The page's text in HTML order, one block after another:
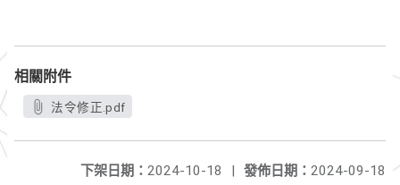
相關附件
法令修正.pdf
發佈日期： 2024-09-18
下架日期： 2024-10-18
|